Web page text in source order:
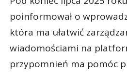
poinformował o
która ma ułatwić
wiadomościami na
przypomnień ma pomóc